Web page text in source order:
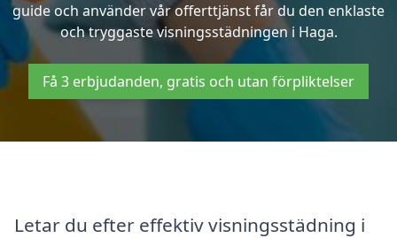
guide och använder vår offerttjänst får du den enklaste
och tryggaste visningsstädningen i Haga.
Få 3 erbjudanden, gratis och utan förpliktelser
Letar du efter effektiv visningsstädning i